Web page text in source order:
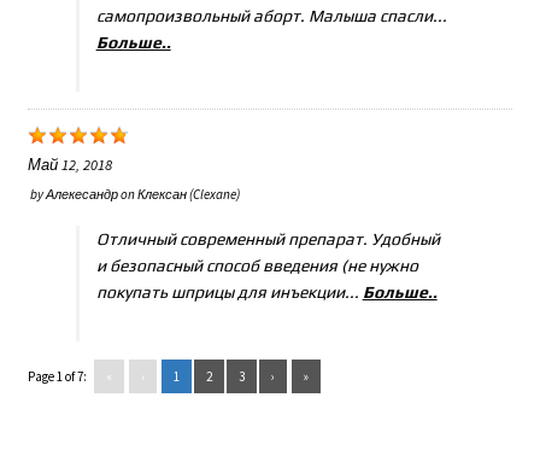
самопроизвольный аборт. Малыша спасли...
Больше..
Май 12, 2018
byАлекесандрonКлексан (Clexane)
Отличный современный препарат. Удобный
и безопасный способ введения (не нужно
покупать шприцы для инъекции... Больше..
Page 1 of 7: ‹ 1 2 3 › »